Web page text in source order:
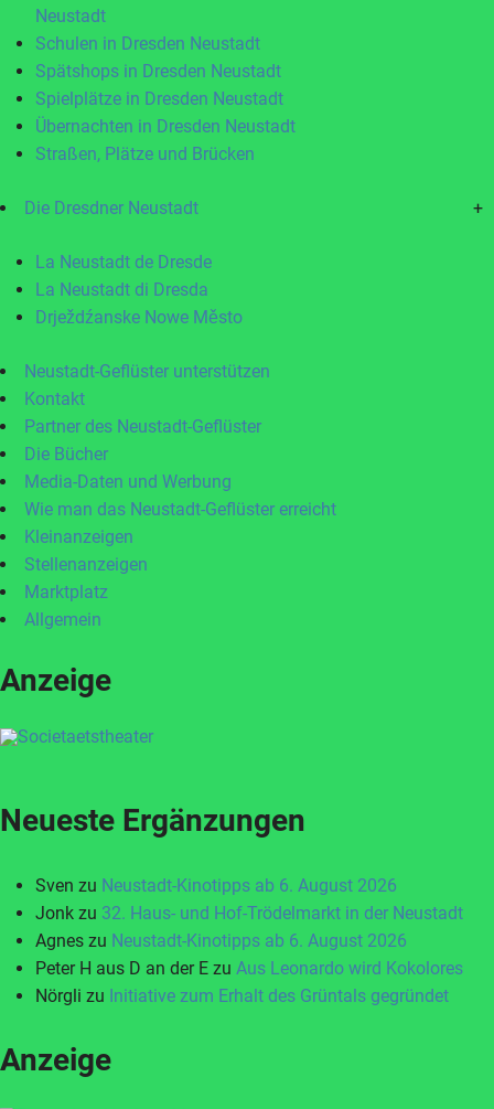
Neustadt
Schulen in Dresden Neustadt
Spätshops in Dresden Neustadt
Spielplätze in Dresden Neustadt
Übernachten in Dresden Neustadt
Straßen, Plätze und Brücken
Die Dresdner Neustadt +
La Neustadt de Dresde
La Neustadt di Dresda
Drježdźanske Nowe Město
Neustadt-Geflüster unterstützen
Kontakt
Partner des Neustadt-Geflüster
Die Bücher
Media-Daten und Werbung
Wie man das Neustadt-Geflüster erreicht
Kleinanzeigen
Stellenanzeigen
Marktplatz
Allgemein
Anzeige
Neueste Ergänzungen
Sven zu Neustadt-Kinotipps ab 6. August 2026
Jonk zu 32. Haus- und Hof-Trödelmarkt in der Neustadt
Agnes zu Neustadt-Kinotipps ab 6. August 2026
Peter H aus D an der E zu Aus Leonardo wird Kokolores
Nörgli zu Initiative zum Erhalt des Grüntals gegründet
Anzeige